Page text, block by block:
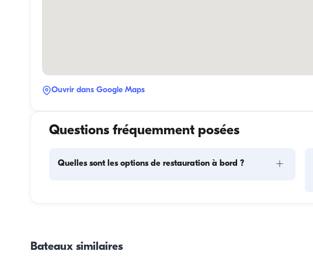
Ouvrir dans Google Maps
Questions fréquemment posées
Quelles sont les options de restauration à bord ? +
des repas est assurée par l'équipage.
Bateaux similaires